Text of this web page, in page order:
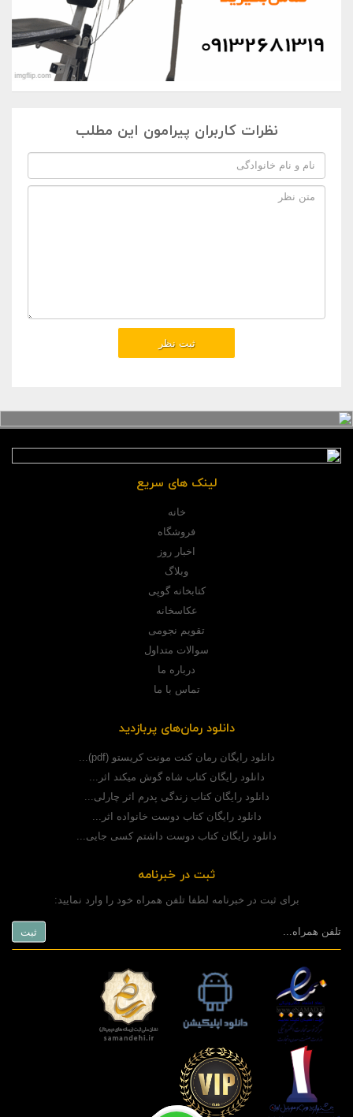
نظرات کاربران پیرامون این مطلب
لینک های سریع
خانه
فروشگاه
اخبار روز
وبلاگ
کتابخانه گوپی
عکاسخانه
تقویم نجومی
سوالات متداول
درباره ما
تماس با ما
دانلود رمان‌های پربازدید
دانلود رایگان رمان کنت مونت کریستو (pdf)...
دانلود رایگان کتاب شاه گوش میکند اثر...
دانلود رایگان کتاب زندگی پدرم اثر چارلی...
دانلود رایگان کتاب دوست خانواده اثر...
دانلود رایگان کتاب دوست داشتم کسی جایی...
ثبت در خبرنامه
برای ثبت در خبرنامه لطفا تلفن همراه خود را وارد نمایید: